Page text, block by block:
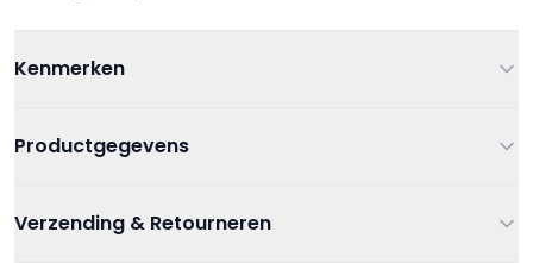
Kenmerken
Productgegevens
Artikelnummer
Verzending & Retourneren